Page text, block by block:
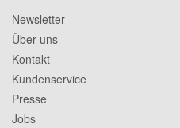
Newsletter
Über uns
Kontakt
Kundenservice
Presse
Jobs